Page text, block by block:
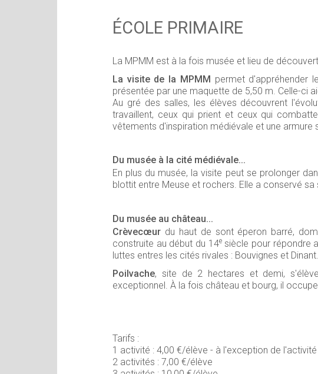
ÉCOLE PRIMAIRE
La MPMM est à la fois musée et lieu de
La visite de la MPMM permet d'appréhender
présentée par une maquette de 5,50 m. Celle-ci
Au gré des salles, les élèves découvrent
travaillent, ceux qui prient et ceux qui
vêtements d'inspiration médiévale et une armure
Du musée à la cité médiévale...
En plus du musée, la visite peut se prolonger
blottit entre Meuse et rochers. Elle a conservé
Du musée au château...
Crèvecœur du haut de sont éperon barré,
construite au début du 14esiècle pour répondre
luttes entres les cités rivales : Bouvignes et Dinant.
Poilvache, site de 2 hectares et demi,
exceptionnel. À la fois château et bourg, il
Tarifs :
1 activité : 4,00 €/élève - à l'exception de
2 activités : 7,00 €/élève